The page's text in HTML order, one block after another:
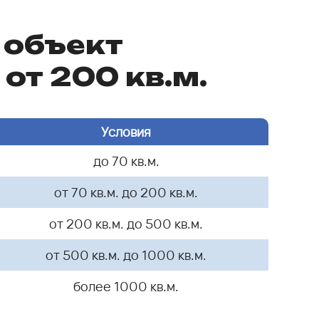
200 кв.м.
Условия
до 70 кв.м.
от 70 кв.м. до 200 кв.м.
от 200 кв.м. до 500 кв.м.
от 500 кв.м. до 1000 кв.м.
более 1000 кв.м.